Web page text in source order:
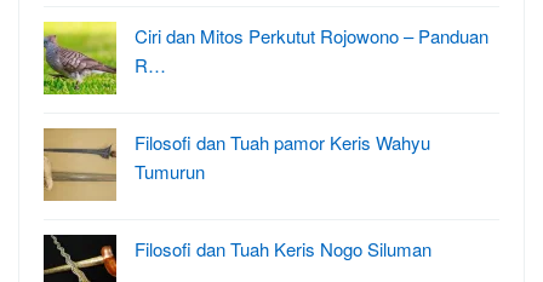
Ciri dan Mitos Perkutut Rojowono – Panduan
R…
Filosofi dan Tuah pamor Keris Wahyu
Tumurun
Filosofi dan Tuah Keris Nogo Siluman